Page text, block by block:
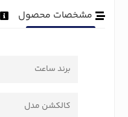
مشخصات محصول
برند ساعت
کالکشن مدل